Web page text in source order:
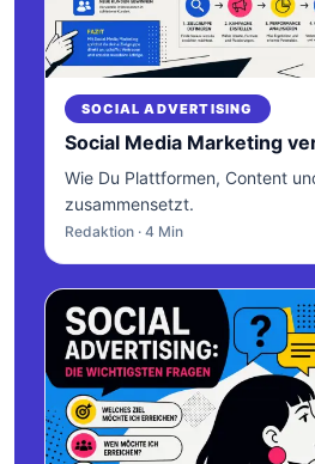
SOCIAL ADVERTISING
Social Media Marketing
Wie Du Plattformen, Content
zusammensetzt.
Redaktion · 4 Min